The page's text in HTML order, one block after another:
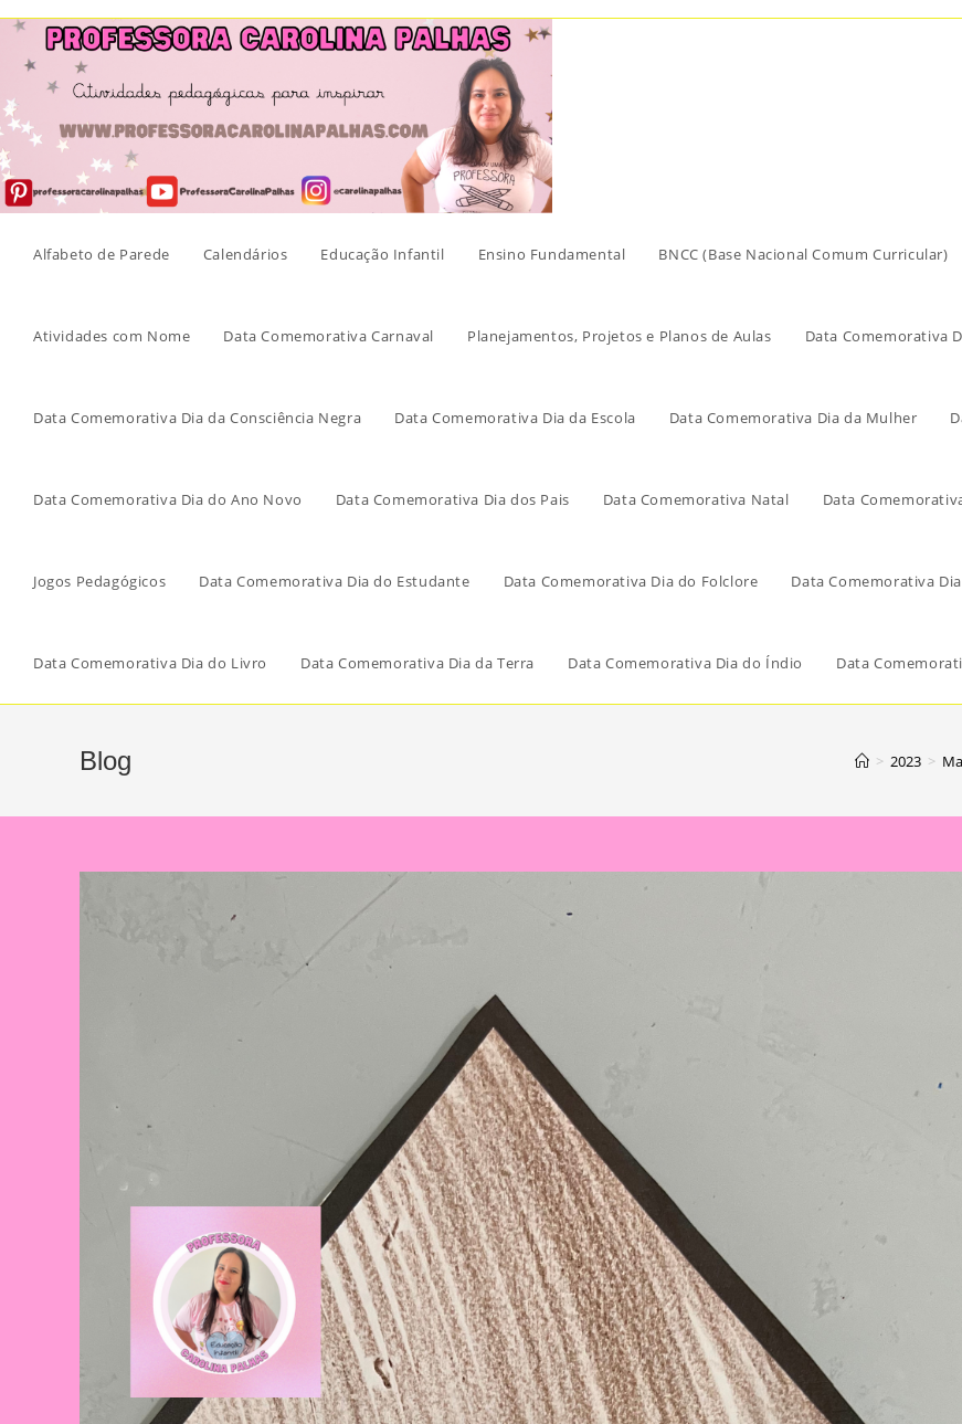
Skip
content
Alfabeto de Parede Calendários Educação Infantil Ensino Fundamental BNCC (Base Nacional Comum Curricular)
Atividades com Nome Data Comemorativa Carnaval Planejamentos, Projetos e Planos de Aulas Data Comemorativa
Data Comemorativa Dia da Consciência Negra Data Comemorativa Dia da Escola Data Comemorativa Dia da Mulher
Data Comemorativa Dia do Ano Novo Data Comemorativa Dia dos Pais Data Comemorativa Natal Data
Jogos Pedagógicos Data Comemorativa Dia do Estudante Data Comemorativa Dia do Folclore Data Comemorativa
Data Comemorativa Dia do Livro Data Comemorativa Dia da Terra Data Comemorativa Dia do Índio Data
Blog > 2023 >